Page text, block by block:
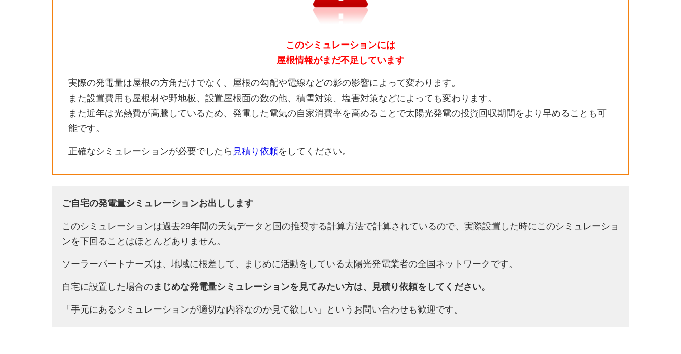
このシミュレーションには
屋根情報がまだ不足しています
実際の発電量は屋根の方角だけでなく、屋根の勾配や電線などの影の影響によって変わります。
また設置費用も屋根材や野地板、設置屋根面の数の他、積雪対策、塩害対策などによっても変わります。
また近年は光熱費が高騰しているため、発電した電気の自家消費率を高めることで太陽光発電の投資回収期間をより早めることも可
能です。
正確なシミュレーションが必要でしたら 見積り依頼をしてください。
ご自宅の発電量シミュレーションお出しします
このシミュレーションは過去29年間の天気データと国の推奨する計算方法で計算されているので、実際設置した時にこのシミュレーショ
ンを下回ることはほとんどありません。
ソーラーパートナーズは、地域に根差して、まじめに活動をしている太陽光発電業者の全国ネットワークです。
自宅に設置した場合のまじめな発電量シミュレーションを見てみたい方は、見積り依頼をしてください。
「手元にあるシミュレーションが適切な内容なのか見て欲しい」というお問い合わせも歓迎です。